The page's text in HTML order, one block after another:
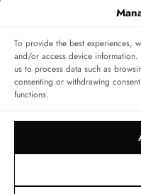
To provide the best experiences,
and/or access device
us to process data such as
consenting or withdrawing
functions.
ABONNIEREN SIE DEN
Das unabhängige